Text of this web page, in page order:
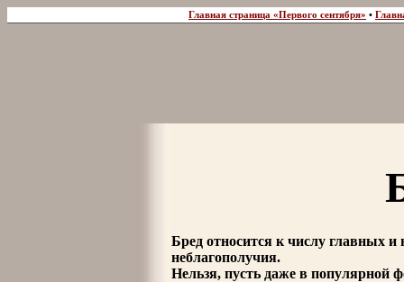
Главная страница «Первого сентября» •
Бред относится к числу главных
неблагополучия.
Нельзя, пусть даже в популярной